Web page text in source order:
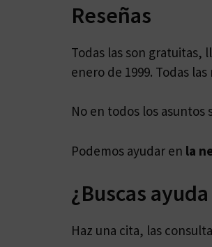
Reseñas
Todas las son gratuitas,
enero de 1999. Todas
No en todos los asuntos
Podemos ayudar en la
¿Buscas
Haz una cita, las